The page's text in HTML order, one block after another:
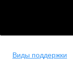
Виды поддержки